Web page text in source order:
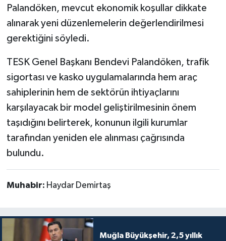
Palandöken, mevcut ekonomik koşullar dikkate
alınarak yeni düzenlemelerin değerlendirilmesi
gerektiğini söyledi.
TESK Genel Başkanı Bendevi Palandöken, trafik
sigortası ve kasko uygulamalarında hem araç
sahiplerinin hem de sektörün ihtiyaçlarını
karşılayacak bir model geliştirilmesinin önem
taşıdığını belirterek, konunun ilgili kurumlar
tarafından yeniden ele alınması çağrısında
bulundu.
Muhabir: Haydar Demirtaş
Muğla Büyükşehir, 2,5 yıllık